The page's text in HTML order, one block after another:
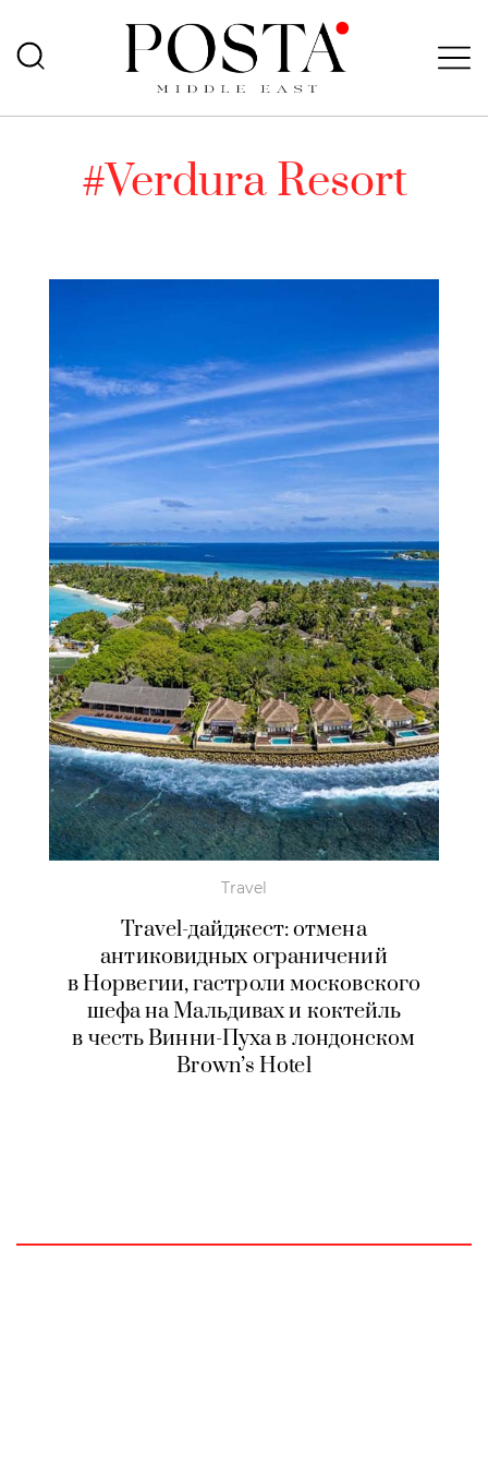
#Verdura Resort
Travel
Travel-дайджест: отмена
антиковидных ограничений
в Норвегии, гастроли московского
шефа на Мальдивах и коктейль
в честь Винни-Пуха в лондонском
Brown’s Hotel